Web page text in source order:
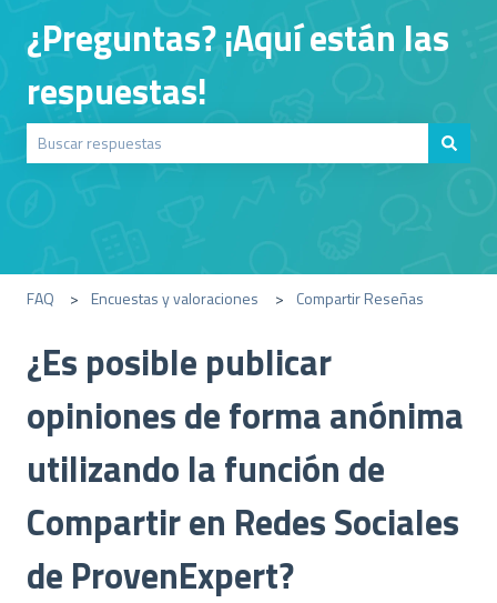
¿Preguntas? ¡Aquí están las
respuestas!
FAQ Encuestas y valoraciones Compartir Reseñas
¿Es posible publicar
opiniones de forma anónima
utilizando la función de
Compartir en Redes Sociales
de ProvenExpert?